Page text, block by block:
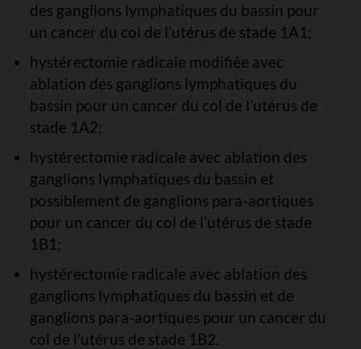
des ganglions lymphatiques du bassin pour
un cancer du col de l’utérus de stade 1A1;
hystérectomie radicale modifiée avec
ablation des ganglions lymphatiques du
bassin pour un cancer du col de l’utérus de
stade 1A2;
hystérectomie radicale avec ablation des
ganglions lymphatiques du bassin et
possiblement de ganglions para-aortiques
pour un cancer du col de l’utérus de stade
1B1;
hystérectomie radicale avec ablation des
ganglions lymphatiques du bassin et de
ganglions para-aortiques pour un cancer du
col de l’utérus de stade 1B2.